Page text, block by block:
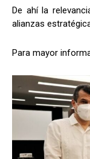
De ahí la
alianzas
Para mayor